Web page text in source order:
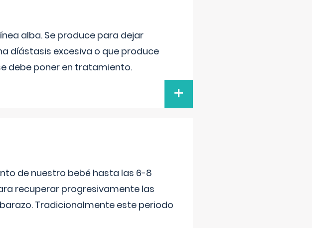
alba. Se produce para dejar
díástasis excesiva o que produce
debe poner en tratamiento.
+
de nuestro bebé hasta las 6-8
recuperar progresivamente las
Tradicionalmente este periodo